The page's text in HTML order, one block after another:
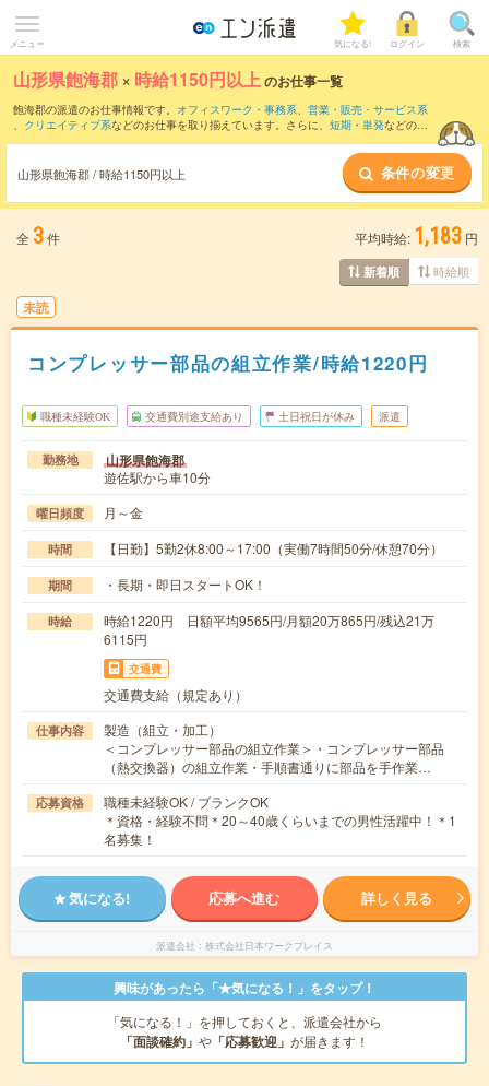
メニュー 気になる! ログイン 検索
山形県飽海郡 × 時給1150円以上のお仕事一覧
飽海郡の派遣のお仕事情報です。 オフィスワーク・事務系、 営業・販売・サービス系
、 クリエイティブ系などのお仕事を取り揃えています。さらに、 短期 ・ 単発などの期
山形県飽海郡 / 時給1150円以上 条件の変更
全 3件 平均時給: 1,183 円
新着順 時給順
未読
コンプレッサー部品の組立作業/時給1220円
職種未経験OK 交通費別途支給あり 土日祝日が休み 派遣
勤務地 山形県飽海郡
遊佐駅から車10分
曜日頻度 月～金
時間 【日勤】5勤2休8:00～17:00（実働7時間50分/休憩70分）
期間 ・長期・即日スタートOK！
時給
時給1220円 日額平均9565円/月額20万865円/残込21万
6115円
交通費
交通費支給（規定あり）
仕事内容
製造（組立・加工）
＜コンプレッサー部品の組立作業＞・コンプレッサー部品
（熱交換器）の組立作業・手順書通りに部品を手作業…
応募資格
職種未経験OK / ブランクOK
＊資格・経験不問＊20～40歳くらいまでの男性活躍中！＊1
名募集！
気になる! 応募へ進む 詳しく見る
派遣会社 株式会社日本ワークプレイス
興味があったら「★気になる！」をタップ！
「気になる！」を押しておくと、派遣会社から
「面談確約」 や 「応募歓迎」 が届きます！